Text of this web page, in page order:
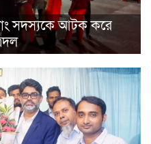
সদস্যকে আটক করে